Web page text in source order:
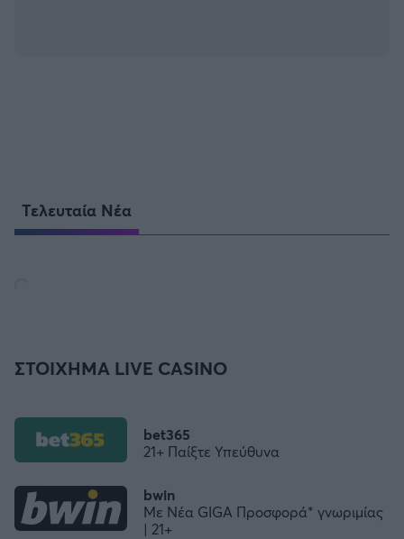
Τελευταία Νέα
ΣΤΟΙΧΗΜΑ LIVE CASINO
bwin
Με Νέα GIGA Προσφορά* γνωριμίας
| 21+
bet365
21+ Παίξτε Υπεύθυνα